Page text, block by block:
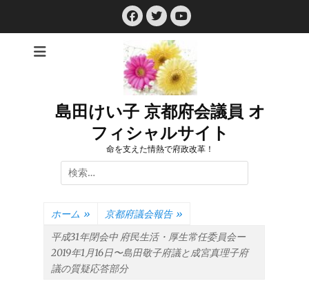
Facebook
Twitter
YouTube
島田けい子 京都府会議員 オ
フィシャルサイト
命を支えた情熱で府政改革！
検
索:
ホーム » 京都府議会報告 »
平成31年閉会中 府民生活・厚生常任委員会ー
2019年1月16日〜島田敬子府議と成宮真理子府
議の質疑応答部分